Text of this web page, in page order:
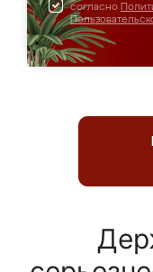
согласно